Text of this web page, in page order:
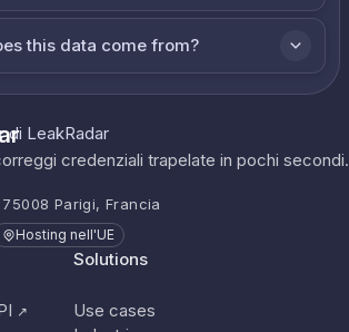
this data come from?
credenziali trapelate in pochi secondi.
Parigi, Francia
Hosting nell'UE
↗
Solutions
Use cases